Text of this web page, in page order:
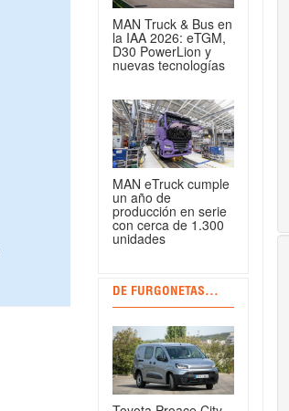
MAN Truck & Bus en
la IAA 2026: eTGM,
D30 PowerLion y
nuevas tecnologías
MAN eTruck cumple
un año de
producción en serie
con cerca de 1.300
unidades
DE FURGONETAS...